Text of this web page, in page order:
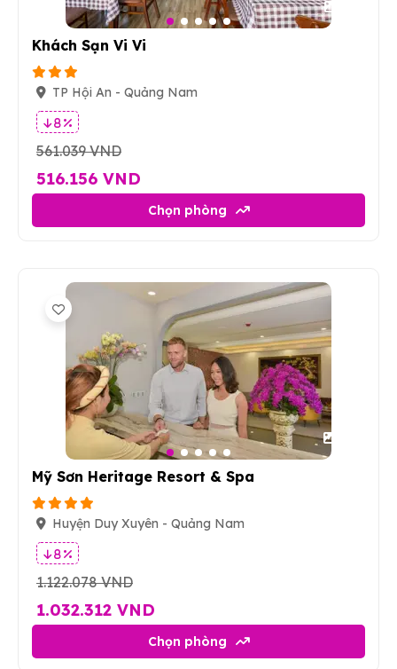
Khách Sạn Vi Vi
TP Hội An - Quảng Nam
8 %
561.039 VND
516.156 VND
Chọn phòng
Mỹ Sơn Heritage Resort & Spa
Huyện Duy Xuyên - Quảng Nam
8 %
1.122.078 VND
1.032.312 VND
Chọn phòng